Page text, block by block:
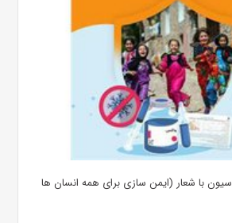
با شعار (ایمن سازی برای همه انسان ها